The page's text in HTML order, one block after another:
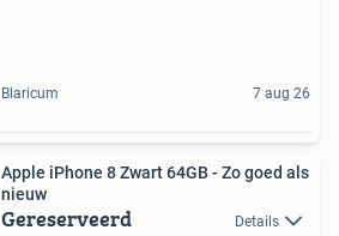
Blaricum 7 aug 26
Apple iPhone 8 Zwart 64GB - Zo goed als
nieuw
Gereserveerd Details